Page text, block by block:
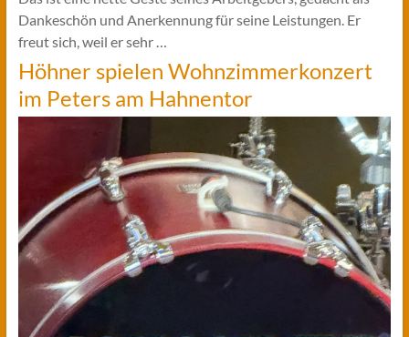
Dankeschön und Anerkennung für seine Leistungen. Er
freut sich, weil er sehr …
Höhner spielen Wohnzimmerkonzert
im Peters am Hahnentor